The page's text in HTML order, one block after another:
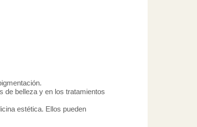
de belleza y en los tratamientos
estética. Ellos pueden